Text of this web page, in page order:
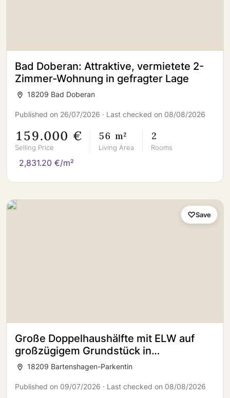
Bad Doberan: Attraktive, vermietete 2-
Zimmer-Wohnung in gefragter Lage
18209 Bad Doberan
Published on 26/07/2026 · Last checked on 08/08/2026
159.000 €
Selling Price
56 m²
Living Area
2
Rooms
2,831.20 €/m²
Große Doppelhaushälfte mit ELW auf
großzügigem Grundstück in
Bartenshagen-Parkentin
18209 Bartenshagen-Parkentin
Published on 09/07/2026 · Last checked on 08/08/2026
Save